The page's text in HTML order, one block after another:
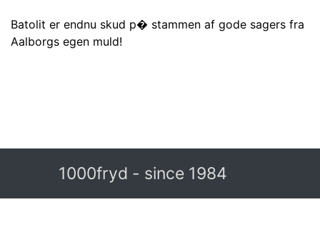
Batolit er endnu skud p� stammen af gode sagers fra
Aalborgs egen muld!
1000fryd - since 1984